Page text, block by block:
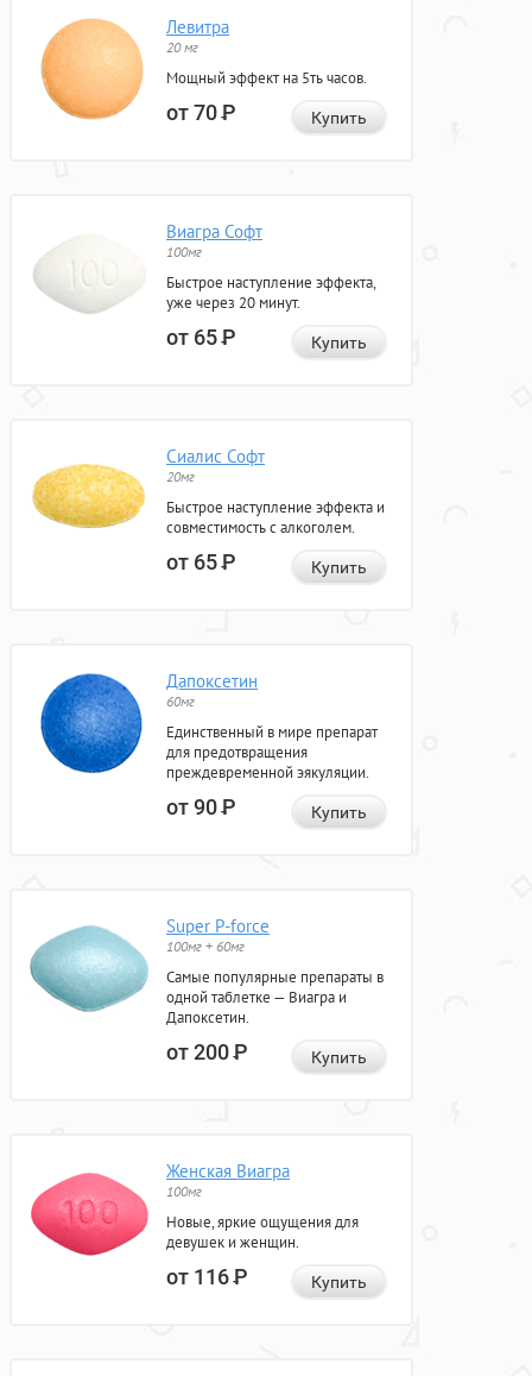
Левитра
20 мг
Мощный эффект на 5ть часов.
от 70Р Купить
Виагра Софт
100мг
Быстрое наступление эффекта,
уже через 20 минут.
от 65Р Купить
Сиалис Софт
20мг
Быстрое наступление эффекта и
совместимость с алкоголем.
от 65Р Купить
Дапоксетин
60мг
Единственный в мире препарат
для предотвращения
преждевременной эякуляции.
от 90Р Купить
Super P-force
100мг + 60мг
Самые популярные препараты в
одной таблетке — Виагра и
Дапоксетин.
от 200Р Купить
Женская Виагра
100мг
Новые, яркие ощущения для
девушек и женщин.
от 116Р Купить